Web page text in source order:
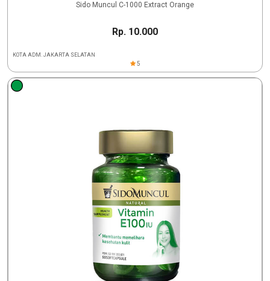
Sido Muncul C-1000 Extract Orange
Rp. 10.000
KOTA ADM. JAKARTA SELATAN
5